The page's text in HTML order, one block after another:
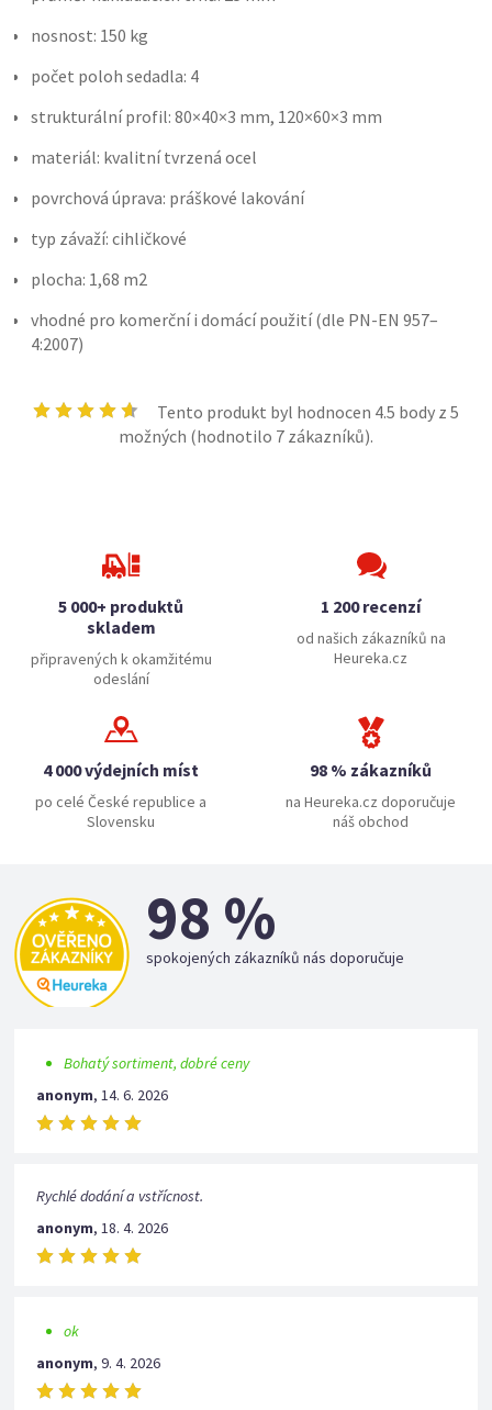
nosnost: 150 kg
počet poloh sedadla: 4
strukturální profil: 80×40×3 mm, 120×60×3 mm
materiál: kvalitní tvrzená ocel
povrchová úprava: práškové lakování
typ závaží: cihličkové
plocha: 1,68 m2
vhodné pro komerční i domácí použití (dle PN-EN 957–
4:2007)
Tento produkt byl hodnocen 4.5 body z 5
možných (hodnotilo 7zákazníků).
5 000+ produktů
skladem
připravených k okamžitému
odeslání
1 200 recenzí
od našich zákazníků na
Heureka.cz
4 000 výdejních míst
po celé České republice a
Slovensku
98 % zákazníků
na Heureka.cz doporučuje
náš obchod
98 %
spokojených zákazníků nás doporučuje
Bohatý sortiment, dobré ceny
anonym,14. 6. 2026
Rychlé dodání a vstřícnost.
anonym,18. 4. 2026
ok
anonym,9. 4. 2026